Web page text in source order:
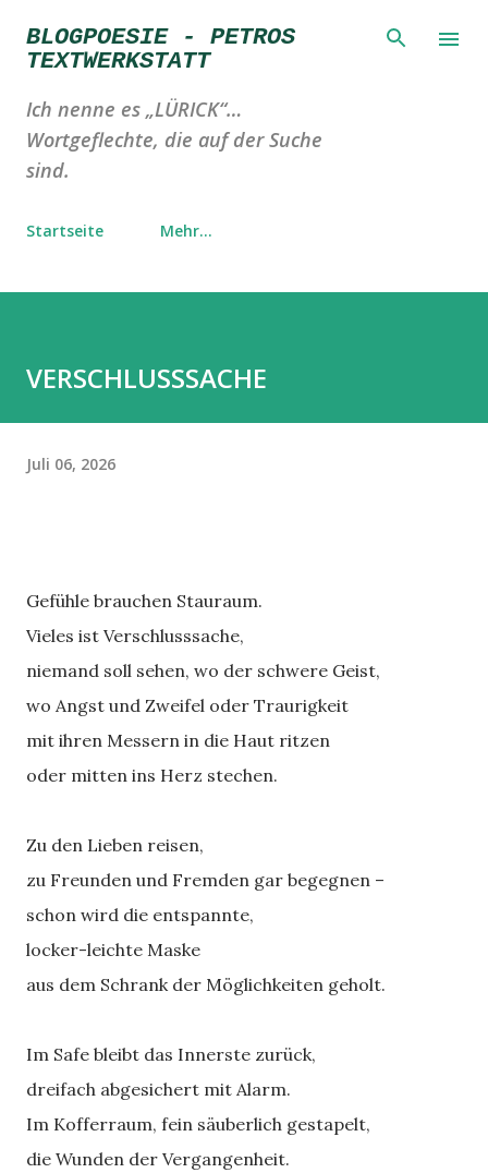
Direkt zum Hauptbereich
BLOGPOESIE - PETROS
TEXTWERKSTATT
Ich nenne es „LÜRICK“…
Wortgeflechte, die auf der Suche
sind.
Startseite Mehr…
VERSCHLUSSSACHE
Juli 06, 2026
Gefühle brauchen Stauraum.
Vieles ist Verschlusssache,
niemand soll sehen, wo der schwere Geist,
wo Angst und Zweifel oder Traurigkeit
mit ihren Messern in die Haut ritzen
oder mitten ins Herz stechen.
Zu den Lieben reisen,
zu Freunden und Fremden gar begegnen –
schon wird die entspannte,
locker-leichte Maske
aus dem Schrank der Möglichkeiten geholt.
Im Safe bleibt das Innerste zurück,
dreifach abgesichert mit Alarm.
Im Kofferraum, fein säuberlich gestapelt,
die Wunden der Vergangenheit.